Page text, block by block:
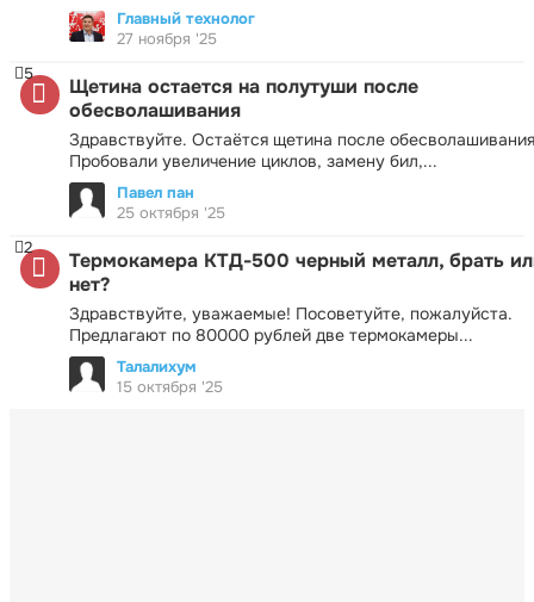
Главный технолог
27 ноября '25
Щетина остается на полутуши после
обесволашивания
Здравствуйте. Остаётся щетина после
Пробовали увеличение циклов, замену бил,...
5
Павел пан
25 октября '25
Термокамера КТД-500 черный металл, брать
нет?
Здравствуйте, уважаемые! Посоветуйте, пожалуйста.
Предлагают по 80000 рублей две термокамеры...
2
Талалихум
15 октября '25